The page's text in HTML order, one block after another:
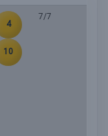
4
10
7/7